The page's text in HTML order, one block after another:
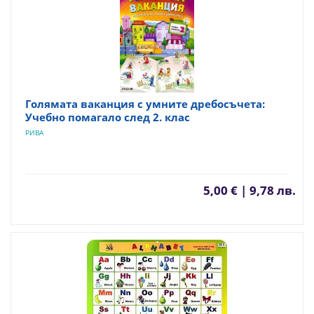
Голямата ваканция с умните дребосъчета:
Учебно помагало след 2. клас
РИВА
5,00 € | 9,78 лв.